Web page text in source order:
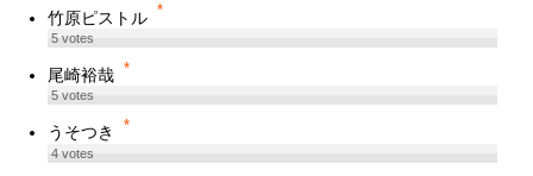
竹原ピストル *
5votes
尾崎裕哉 *
5votes
うそつき *
4votes